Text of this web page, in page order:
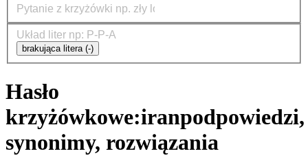
brakująca litera (-)
Hasło
krzyżówkowe:iranpodpowiedzi,
synonimy, rozwiązania